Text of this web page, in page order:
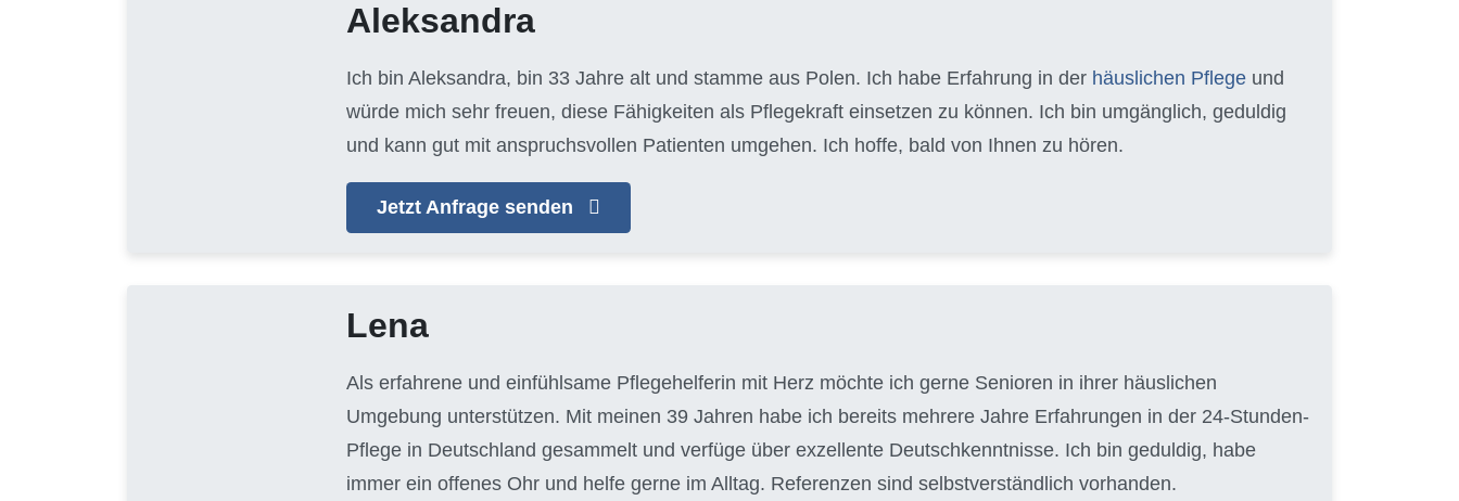
Aleksandra
Ich bin Aleksandra, bin 33 Jahre alt und stamme aus Polen. Ich habe Erfahrung in der häuslichen Pflege und
würde mich sehr freuen, diese Fähigkeiten als Pflegekraft einsetzen zu können. Ich bin umgänglich, geduldig
und kann gut mit anspruchsvollen Patienten umgehen. Ich hoffe, bald von Ihnen zu hören.
Jetzt Anfrage senden
Lena
Als erfahrene und einfühlsame Pflegehelferin mit Herz möchte ich gerne Senioren in ihrer häuslichen
Umgebung unterstützen. Mit meinen 39 Jahren habe ich bereits mehrere Jahre Erfahrungen in der 24-Stunden-
Pflege in Deutschland gesammelt und verfüge über exzellente Deutschkenntnisse. Ich bin geduldig, habe
immer ein offenes Ohr und helfe gerne im Alltag. Referenzen sind selbstverständlich vorhanden.